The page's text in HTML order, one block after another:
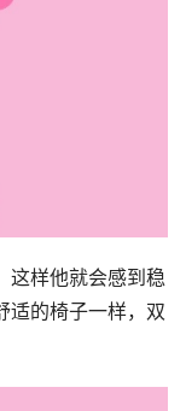
这样他就会感到稳
适的椅子一样，双